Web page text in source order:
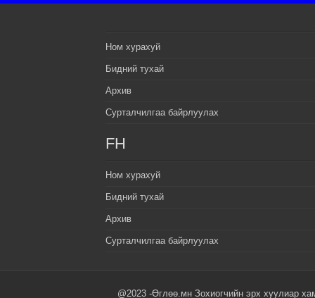
Ном хурахуй
Бидний тухай
Архив
Сурталчилгаа байрлуулах
FH
Ном хурахуй
Бидний тухай
Архив
Сурталчилгаа байрлуулах
@2023 -Өглөө.мн Зохиогчийн эрх хуулиар